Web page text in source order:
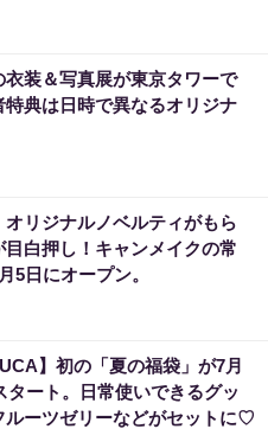
装＆写真展が東京タワーで
特典は日時で異なるオリジナ
オリジナルノベルティがもら
目白押し！キャンメイクの常
5日にオープン。
】初の「夏の福袋」が7月
タート。日常使いできるグッ
ルーツゼリーなどがセットに♡